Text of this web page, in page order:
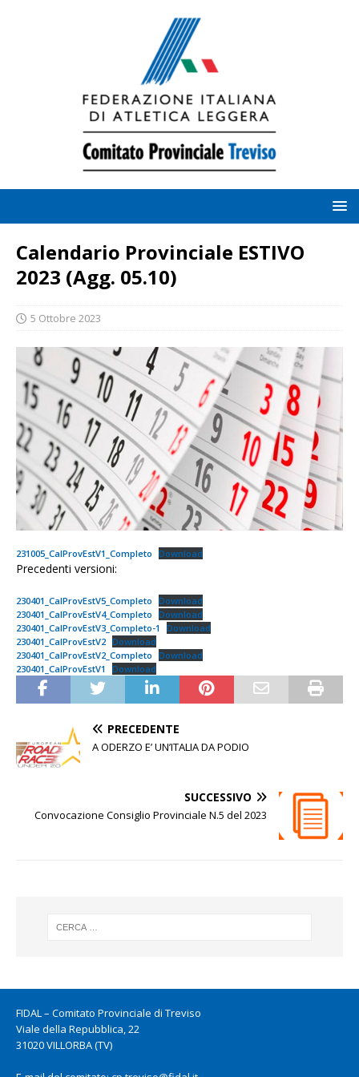
Calendario Provinciale ESTIVO
2023 (Agg. 05.10)
5 Ottobre 2023
231005_CalProvEstV1_Completo Download
Precedenti versioni:
230401_CalProvEstV5_Completo
Download
230401_CalProvEstV4_Completo
Download
230401_CalProvEstV3_Completo-1
Download
230401_CalProvEstV2 Download
230401_CalProvEstV2_Completo
Download
230401_CalProvEstV1
Download
PRECEDENTE
A ODERZO E’ UN’ITALIA DA PODIO
SUCCESSIVO
Convocazione Consiglio Provinciale N.5 del 2023
FIDAL – Comitato Provinciale di Treviso
Viale della Repubblica, 22
31020 VILLORBA (TV)